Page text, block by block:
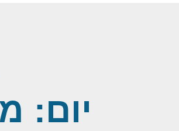
יום: מאי